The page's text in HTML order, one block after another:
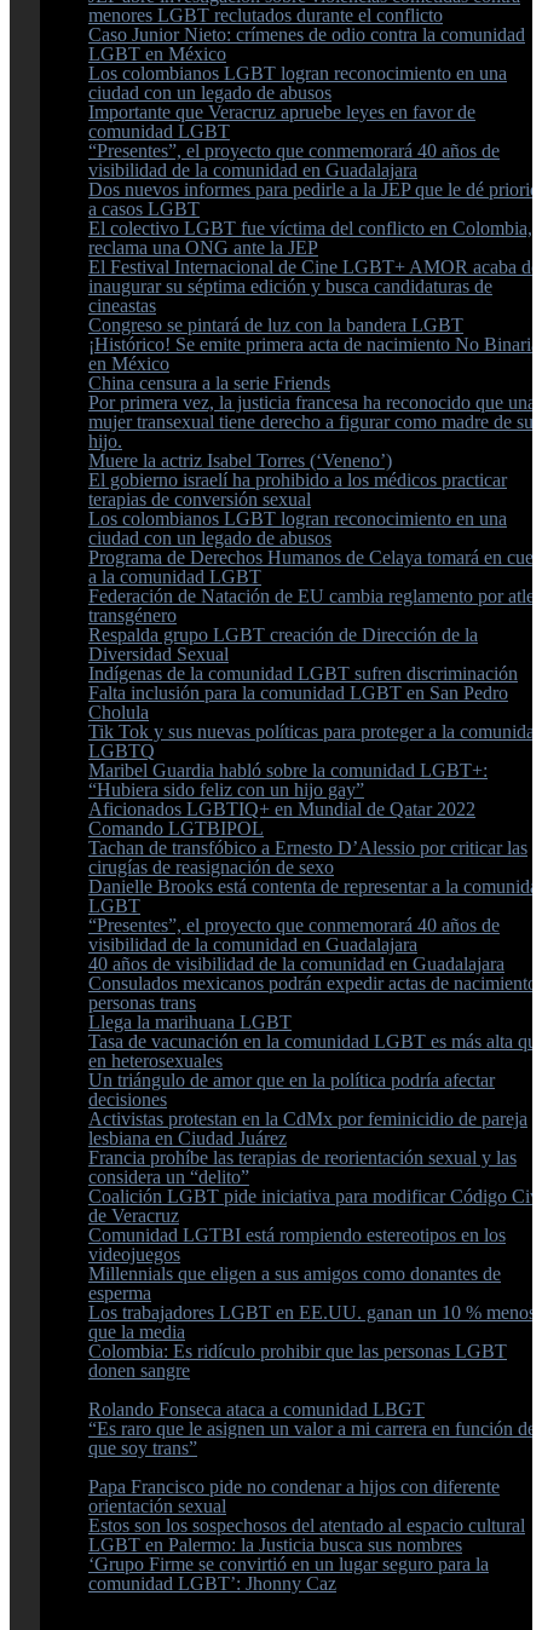
menores LGBT reclutados durante el conflicto
Caso Junior Nieto: crímenes de odio contra la comunidad
LGBT en México
Los colombianos LGBT logran reconocimiento en una
ciudad con un legado de abusos
Importante que Veracruz apruebe leyes en favor de
comunidad LGBT
“Presentes”, el proyecto que conmemorará 40 años de
visibilidad de la comunidad en Guadalajara
Dos nuevos informes para pedirle a la JEP que le dé
a casos LGBT
El colectivo LGBT fue víctima del conflicto en Colombia,
reclama una ONG ante la JEP
El Festival Internacional de Cine LGBT+ AMOR acaba de
inaugurar su séptima edición y busca candidaturas de
cineastas
Congreso se pintará de luz con la bandera LGBT
¡Histórico! Se emite primera acta de nacimiento No Binaria
en México
China censura a la serie Friends
Por primera vez, la justicia francesa ha reconocido que una
mujer transexual tiene derecho a figurar como madre de su
hijo.
Muere la actriz Isabel Torres (‘Veneno’)
El gobierno israelí ha prohibido a los médicos practicar
terapias de conversión sexual
Los colombianos LGBT logran reconocimiento en una
ciudad con un legado de abusos
Programa de Derechos Humanos de Celaya tomará en
a la comunidad LGBT
Federación de Natación de EU cambia reglamento por
transgénero
Respalda grupo LGBT creación de Dirección de la
Diversidad Sexual
Indígenas de la comunidad LGBT sufren discriminación
Falta inclusión para la comunidad LGBT en San Pedro
Cholula
Tik Tok y sus nuevas políticas para proteger a la
LGBTQ
Maribel Guardia habló sobre la comunidad LGBT+:
“Hubiera sido feliz con un hijo gay”
Aficionados LGBTIQ+ en Mundial de Qatar 2022
Comando LGTBIPOL
Tachan de transfóbico a Ernesto D’Alessio por criticar las
cirugías de reasignación de sexo
Danielle Brooks está contenta de representar a la
LGBT
“Presentes”, el proyecto que conmemorará 40 años de
visibilidad de la comunidad en Guadalajara
40 años de visibilidad de la comunidad en Guadalajara
Consulados mexicanos podrán expedir actas de nacimiento
personas trans
Llega la marihuana LGBT
Tasa de vacunación en la comunidad LGBT es más alta
en heterosexuales
Un triángulo de amor que en la política podría afectar
decisiones
Activistas protestan en la CdMx por feminicidio de pareja
lesbiana en Ciudad Juárez
Francia prohíbe las terapias de reorientación sexual y las
considera un “delito”
Coalición LGBT pide iniciativa para modificar Código
de Veracruz
Comunidad LGTBI está rompiendo estereotipos en los
videojuegos
Millennials que eligen a sus amigos como donantes de
esperma
Los trabajadores LGBT en EE.UU. ganan un 10 % menos
que la media
Colombia: Es ridículo prohibir que las personas LGBT
donen sangre
Rolando Fonseca ataca a comunidad LBGT
“Es raro que le asignen un valor a mi carrera en función de
que soy trans”
Papa Francisco pide no condenar a hijos con diferente
orientación sexual
Estos son los sospechosos del atentado al espacio cultural
LGBT en Palermo: la Justicia busca sus nombres
‘Grupo Firme se convirtió en un lugar seguro para la
comunidad LGBT’: Jhonny Caz